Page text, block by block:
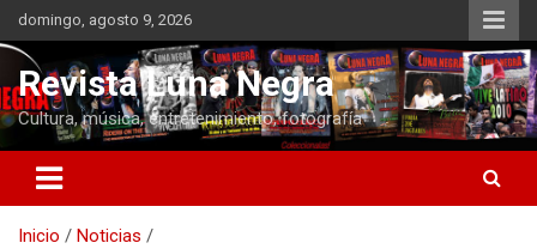
Saltar
al
contenido
domingo, agosto 9, 2026
Revista Luna Negra
Cultura, música, entretenimiento, fotografía
Inicio
Noticias